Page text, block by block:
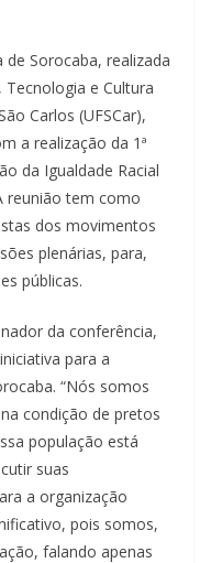
Sorocaba, realizada
e Cultura
Carlos (UFSCar),
a realização da 1ª
da Igualdade Racial
reunião tem como
dos movimentos
plenárias, para,
públicas.
da conferência,
para a
“Nós somos
condição de pretos
população está
suas
a organização
pois somos,
falando apenas